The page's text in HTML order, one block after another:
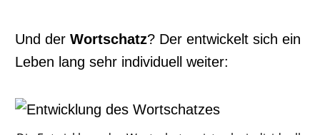
Und der Wortschatz? Der entwickelt sich ein
Leben lang sehr individuell weiter: